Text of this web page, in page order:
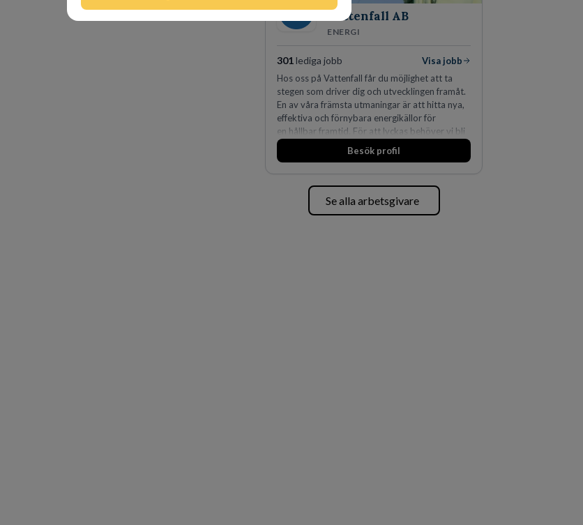
Vattenfall AB
ENERGI
301 lediga jobb
Visa jobb
Hos oss på Vattenfall får du möjlighet att ta
stegen som driver dig och utvecklingen framåt.
En av våra främsta utmaningar är att hitta nya,
effektiva och förnybara energikällor för
en hållbar framtid. För att lyckas behöver vi bli
fler medarbetare som vill göra skillnad.
Besök profil
Se alla arbetsgivare